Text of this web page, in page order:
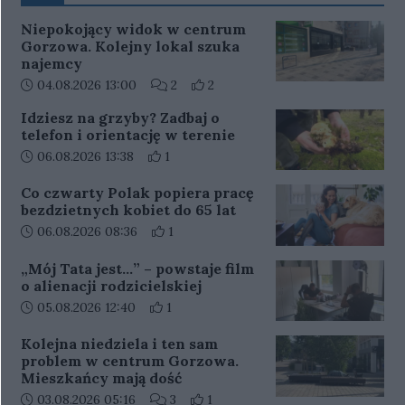
Niepokojący widok w centrum
Gorzowa. Kolejny lokal szuka
najemcy
Data dodania artykułu:
04.08.2026 13:00 Liczba komentarzy artykułu:
2 Liczba pozytywnych reakcji
2
Idziesz na grzyby? Zadbaj o
telefon i orientację w terenie
Data dodania artykułu:
06.08.2026 13:38 Liczba pozytywnych reakcji użytkowników
1
Co czwarty Polak popiera pracę
bezdzietnych kobiet do 65 lat
Data dodania artykułu:
06.08.2026 08:36 Liczba pozytywnych reakcji
1
„Mój Tata jest…” – powstaje film
o alienacji rodzicielskiej
Data dodania artykułu:
05.08.2026 12:40 Liczba pozytywnych reakcji
1
Kolejna niedziela i ten sam
problem w centrum Gorzowa.
Mieszkańcy mają dość
Data dodania artykułu:
03.08.2026 05:16 Liczba komentarzy artykułu:
3 Liczba pozytywnych reakcji
1